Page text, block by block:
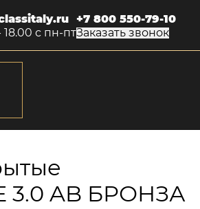
18.00 с пн-пт
+7 800 550-79-10
Заказать звонок
3.0 AB БРОНЗА